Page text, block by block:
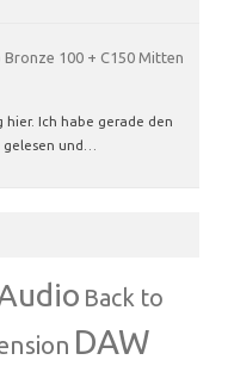
100 + C150 Mitten
Ich habe gerade den
und…
Back to
DAW